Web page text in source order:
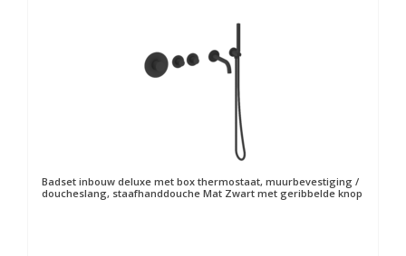
Badset inbouw deluxe met box thermostaat, muurbevestiging /
doucheslang, staafhanddouche Mat Zwart met geribbelde knop